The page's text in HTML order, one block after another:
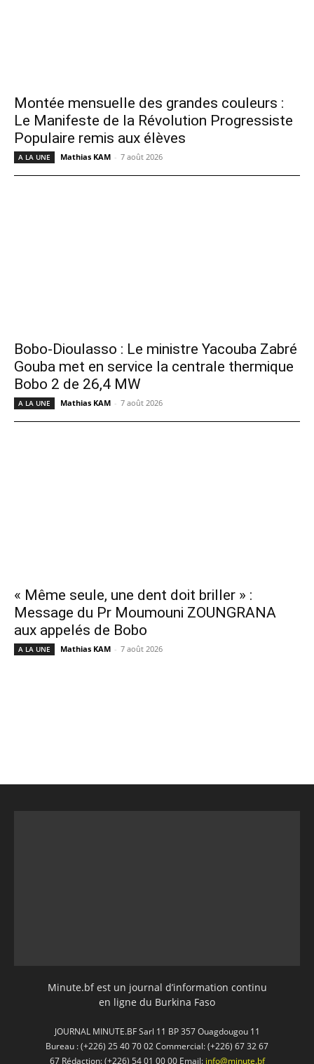
Montée mensuelle des grandes couleurs :
Le Manifeste de la Révolution Progressiste
Populaire remis aux élèves
A LA UNE Mathias KAM - 7 août 2026
Bobo-Dioulasso : Le ministre Yacouba Zabré
Gouba met en service la centrale thermique
Bobo 2 de 26,4 MW
A LA UNE Mathias KAM - 7 août 2026
« Même seule, une dent doit briller » :
Message du Pr Moumouni ZOUNGRANA
aux appelés de Bobo
A LA UNE Mathias KAM - 7 août 2026
Minute.bf est un journal d’information continu
en ligne du Burkina Faso
JOURNAL MINUTE.BF Sarl 11 BP 357 Ouagdougou 11
Bureau : (+226) 25 40 70 02 Commercial: (+226) 67 32 67
67 Rédaction: (+226) 54 01 00 00 Email: info@minute.bf